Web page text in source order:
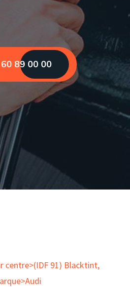
89 00 00
centre>(IDF 91) Blacktint,